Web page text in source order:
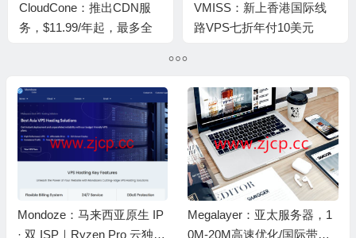
CloudCone：推出CDN服
务，$11.99/年起，最多全
VMISS：新上香港国际线
路VPS七折年付10美元
Mondoze：马来西亚原生 IP
· 双 ISP｜Ryzen Pro 云独立
Megalayer：亚太服务器，1
0M-20M高速优化/国际带宽